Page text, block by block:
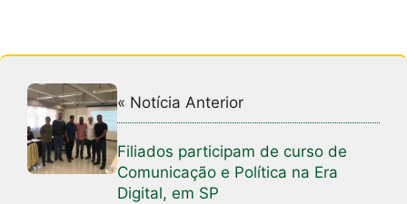
« Notícia Anterior
Filiados participam de curso de
Comunicação e Política na Era
Digital, em SP